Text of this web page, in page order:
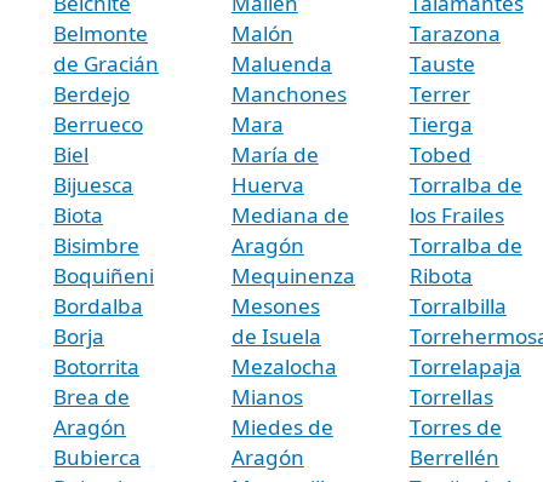
Belmonte
de Gracián
Berdejo
Berrueco
Biel
Bijuesca
Biota
Bisimbre
Boquiñeni
Bordalba
Borja
Botorrita
Brea de
Aragón
Bubierca
Malón
Maluenda
Manchones
Mara
María de
Huerva
Mediana de
Aragón
Mequinenza
Mesones
de Isuela
Mezalocha
Mianos
Miedes de
Aragón
Tarazona
Tauste
Terrer
Tierga
Tobed
Torralba de
los Frailes
Torralba de
Ribota
Torralbilla
Torrelapaja
Torrellas
Torres de
Berrellén